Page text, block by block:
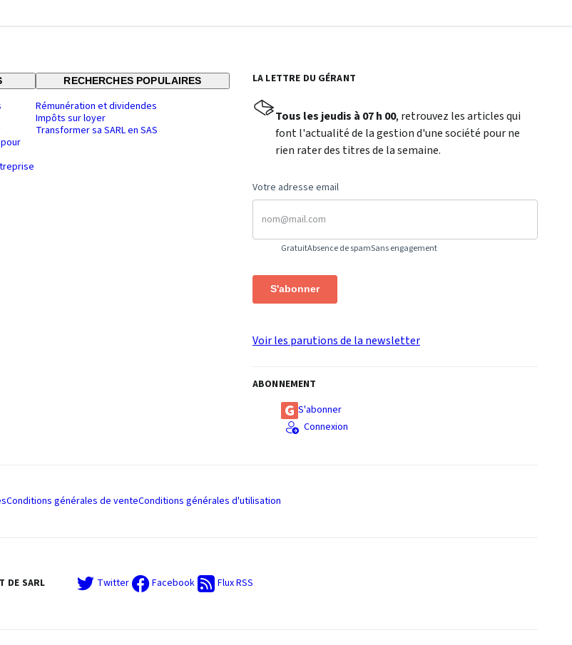
RECHERCHES POPULAIRES
Rémunération et dividendes
Impôts sur loyer
Transformer sa SARL en SAS
LA LETTRE DU GÉRANT
Tous les jeudis à 07 h 00, retrouvez les articles qui
font l'actualité de la gestion d'une société pour ne
rien rater des titres de la semaine.
Votre adresse email
GratuitAbsence de spamSans engagement
S'abonner
Voir les parutions de la newsletter
ABONNEMENT
S'abonner
Connexion
Conditions générales de venteConditions générales d'utilisation
DE SARL Twitter Facebook Flux RSS